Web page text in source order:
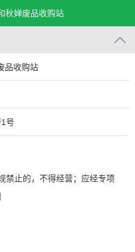
秋婵废品收购站
品收购站
号
禁止的，不得经营；应经专项